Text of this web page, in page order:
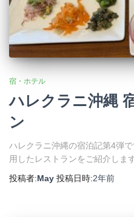
宿・ホテル
ハレクラニ沖縄
ン
ハレクラニ沖縄の宿泊記第4弾
用したレストランをご紹介しま
投稿者:May 投稿日時:2年前